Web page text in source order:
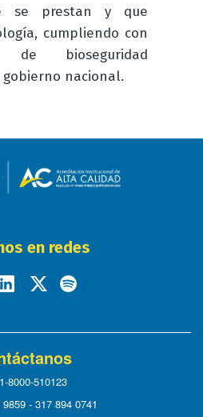
se prestan y que
cumpliendo con
bioseguridad
nacional.
en redes
8000-510123
- 317 894 0741